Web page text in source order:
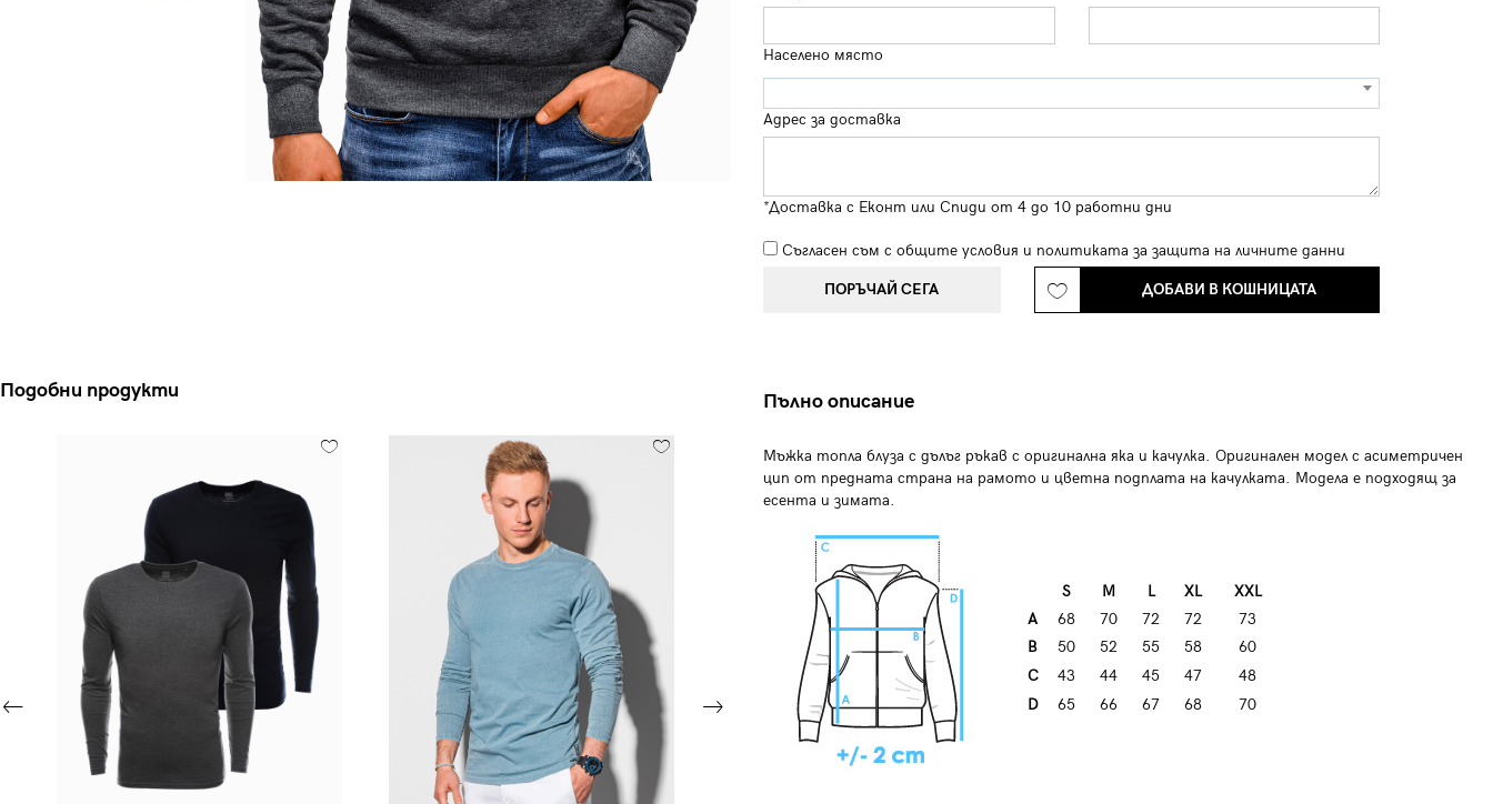
Населено място
Адрес за доставка
*Доставка с Еконт или Спиди от 4 до 10 работни дни
Съгласен съм с общите условия и политиката за защита на личните данни
ПОРЪЧАЙ СЕГА ДОБАВИ В КОШНИЦАТА
Подобни продукти Пълно описание
Мъжка топла блуза с дълъг ръкав с оригинална яка и качулка. Оригинален модел с асиметричен
цип от предната страна на рамото и цветна подплата на качулката. Модела е подходящ за
есента и зимата.
S М L XL
XXL
А
68 70 72 72
73
B
50 52 55 58
60
C
43 44 45 47
48
D
65 66 67 68 70